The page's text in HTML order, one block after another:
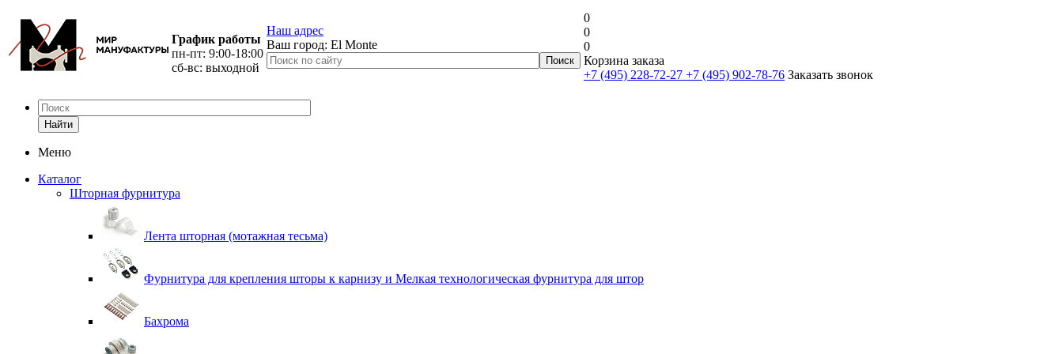
График работы
пн-пт: 9:00-18:00
сб-вс: выходной
Наш адрес
Ваш город: El Monte
0
0
0
Корзина заказа
+7 (495) 228-72-27 +7 (495) 902-78-76 Заказать звонок
Найти
Меню
Каталог
Шторная фурнитура
Лента шторная (мотажная тесьма)
Фурнитура для крепления шторы к карнизу и Мелкая технологическая фурнитура для штор
Бахрома